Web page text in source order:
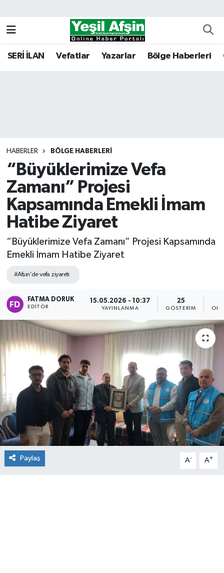
SERİ İLAN Vefatlar Yazarlar Bölge Haberleri
HABERLER BÖLGE HABERLERI
“Büyüklerimize Vefa
Zamanı” Projesi
Kapsamında Emekli İmam
Hatibe Ziyaret
“Büyüklerimize Vefa Zamanı” Projesi Kapsamında
Emekli İmam Hatibe Ziyaret
#Afşin'de vefa ziyareti
FATMA DORUK
EDITÖR
15.05.2026 - 10:37
YAYINLANMA
25
GÖSTERIM
Paylaş A- A+
Kahramanmaraş Nöbetçi Eczaneler
Tüm Manşetler
Son Dakika Haberleri
Haber Arşivi